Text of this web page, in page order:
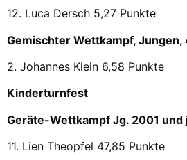
12. Luca Dersch 5,27 Punkte
Gemischter Wettkampf, Jungen,
2. Johannes Klein 6,58 Punkte
Kinderturnfest
Geräte-Wettkampf Jg. 2001 und
11. Lien Theopfel 47,85 Punkte